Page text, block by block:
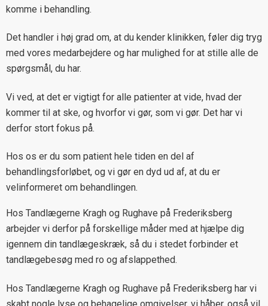
komme i behandling.
Det handler i høj grad om, at du kender klinikken, føler dig tryg
med vores medarbejdere og har mulighed for at stille alle de
spørgsmål, du har.
Vi ved, at det er vigtigt for alle patienter at vide, hvad der
kommer til at ske, og hvorfor vi gør, som vi gør. Det har vi
derfor stort fokus på.
Hos os er du som patient hele tiden en del af
behandlingsforløbet, og vi gør en dyd ud af, at du er
velinformeret om behandlingen.
Hos Tandlægerne Kragh og Rughave på Frederiksberg
arbejder vi derfor på forskellige måder med at hjælpe dig
igennem din tandlægeskræk, så du i stedet forbinder et
tandlægebesøg med ro og afslappethed.
Hos Tandlægerne Kragh og Rughave på Frederiksberg har vi